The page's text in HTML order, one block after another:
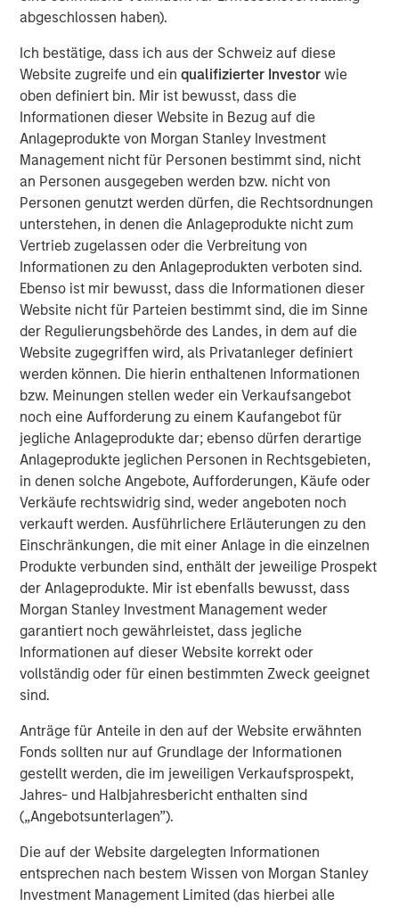
abgeschlossen haben).
Ich bestätige, dass ich aus der Schweiz auf diese
Website zugreife und ein qualifizierter Investor wie
oben definiert bin. Mir ist bewusst, dass die
Informationen dieser Website in Bezug auf die
Anlageprodukte von Morgan Stanley Investment
Management nicht für Personen bestimmt sind, nicht
an Personen ausgegeben werden bzw. nicht von
Personen genutzt werden dürfen, die Rechtsordnungen
unterstehen, in denen die Anlageprodukte nicht zum
Vertrieb zugelassen oder die Verbreitung von
Informationen zu den Anlageprodukten verboten sind.
Ebenso ist mir bewusst, dass die Informationen dieser
Website nicht für Parteien bestimmt sind, die im Sinne
der Regulierungsbehörde des Landes, in dem auf die
Website zugegriffen wird, als Privatanleger definiert
werden können. Die hierin enthaltenen Informationen
bzw. Meinungen stellen weder ein Verkaufsangebot
noch eine Aufforderung zu einem Kaufangebot für
jegliche Anlageprodukte dar; ebenso dürfen derartige
Anlageprodukte jeglichen Personen in Rechtsgebieten,
in denen solche Angebote, Aufforderungen, Käufe oder
Verkäufe rechtswidrig sind, weder angeboten noch
verkauft werden. Ausführlichere Erläuterungen zu den
Einschränkungen, die mit einer Anlage in die einzelnen
Produkte verbunden sind, enthält der jeweilige Prospekt
der Anlageprodukte. Mir ist ebenfalls bewusst, dass
Morgan Stanley Investment Management weder
garantiert noch gewährleistet, dass jegliche
Informationen auf dieser Website korrekt oder
vollständig oder für einen bestimmten Zweck geeignet
sind.
Anträge für Anteile in den auf der Website erwähnten
Fonds sollten nur auf Grundlage der Informationen
gestellt werden, die im jeweiligen Verkaufsprospekt,
Jahres- und Halbjahresbericht enthalten sind
(„Angebotsunterlagen”).
Die auf der Website dargelegten Informationen
entsprechen nach bestem Wissen von Morgan Stanley
Investment Management Limited (das hierbei alle
TALENT AND CAPITAL
precedent.
MOORE'S LAW NO MORE: WHEN PHYSICS
BECOMES THE BOTTLENECK
Every technology cycle has a bottleneck. In this
case, it keeps moving.
THE TOKEN ECONOMY: WHEN COMPUTE
BECOMES REVENUE
Data centers are factories. Tokens are the product.
FROM REACTIVE TO AUTONOMOUS: THE AGENTIC
AI is no longer waiting to be asked. It is already at
work.
DATA, DOMAIN AND DISTRIBUTION: THE NEW
SOFTWARE MOATS
The moat is no longer the code, it is the three Ds.
YESTERDAY'S SCI-FI IS INCREASINGLY IN REACH
AI stops analyzing the economy and starts
operating it.
This is a cross-asset, cross-sector capital cycle.
COMPETING COMPUTE: TWO ARCHITECTURES,
ONE RACE
AI is a matter of national security
AI IS STRATEGIC INFRASTRUCTURE, BUT NOBODY
FROM TELEGRAMS TO TOKENS: HISTORY AS A
ROADMAP
Tokens will come before the application.
Download – Big Picture – Artificial
Intelligence